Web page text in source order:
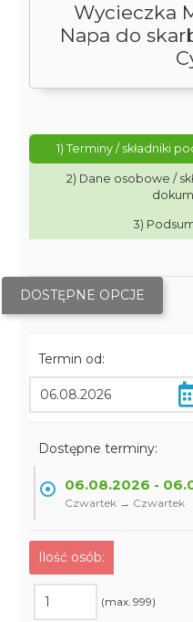
Wycieczka
Napa do
1) Terminy / składniki
2) Dane osobowe /
3)
DOSTĘPNE OPCJE
Termin od:
Dostępne terminy:
06.08.2026 -
Czwartek → Czwartek
Ilość osób:
(max. 999)